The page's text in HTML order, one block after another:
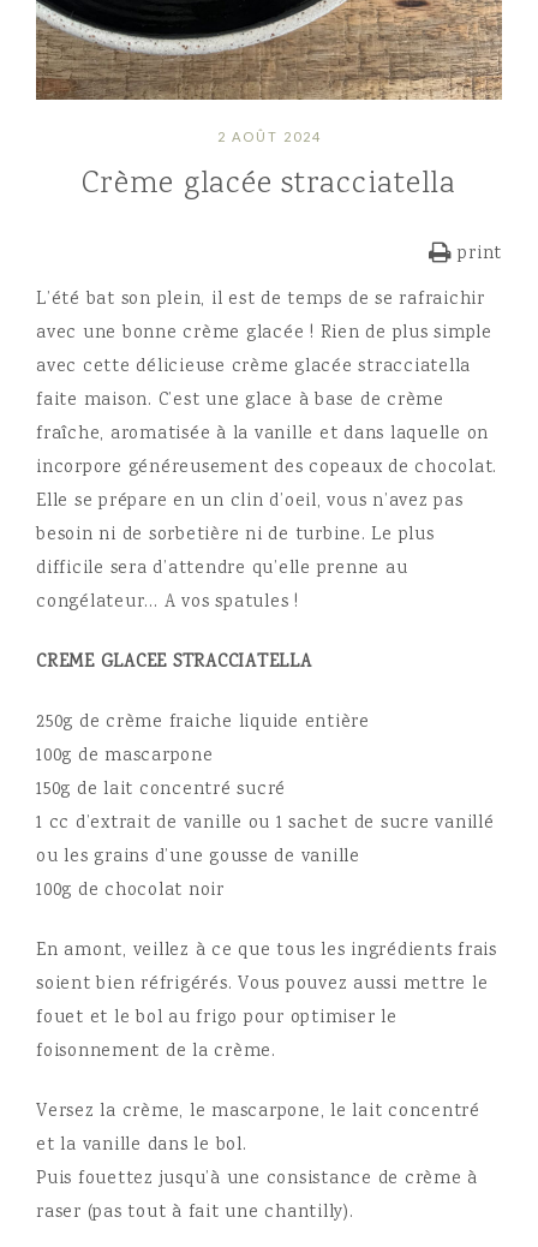
2 AOÛT 2024
Crème glacée stracciatella
print
L’été bat son plein, il est de temps de se rafraichir
avec une bonne crème glacée ! Rien de plus simple
avec cette délicieuse crème glacée stracciatella
faite maison. C’est une glace à base de crème
fraîche, aromatisée à la vanille et dans laquelle on
incorpore généreusement des copeaux de chocolat.
Elle se prépare en un clin d’oeil, vous n’avez pas
besoin ni de sorbetière ni de turbine. Le plus
difficile sera d’attendre qu’elle prenne au
congélateur… A vos spatules !
CREME GLACEE STRACCIATELLA
250g de crème fraiche liquide entière
100g de mascarpone
150g de lait concentré sucré
1 cc d’extrait de vanille ou 1 sachet de sucre vanillé
ou les grains d’une gousse de vanille
100g de chocolat noir
En amont, veillez à ce que tous les ingrédients frais
soient bien réfrigérés. Vous pouvez aussi mettre le
fouet et le bol au frigo pour optimiser le
foisonnement de la crème.
Versez la crème, le mascarpone, le lait concentré
et la vanille dans le bol.
Puis fouettez jusqu’à une consistance de crème à
raser (pas tout à fait une chantilly).